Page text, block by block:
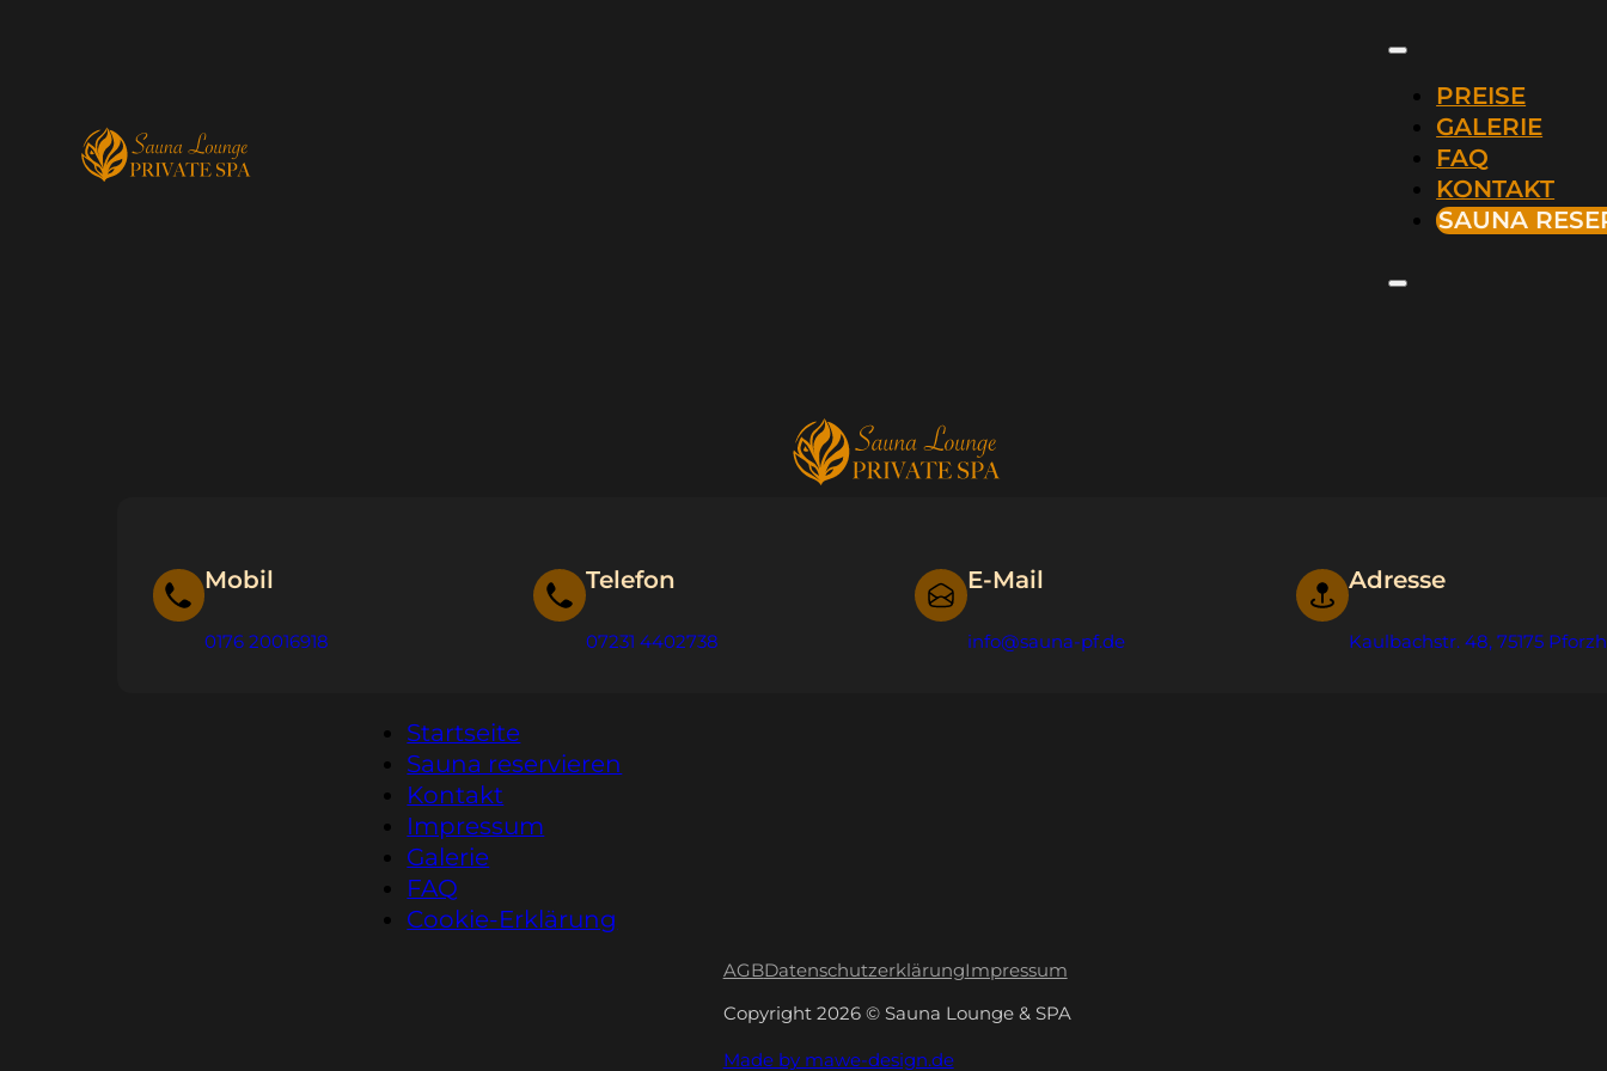
PREISE
GALERIE
FAQ
KONTAKT
SAUNA
Mobil
0176 20016918
Telefon
07231 4402738
E-Mail
info@sauna-pf.de
Adresse
Kaulbachstr. 48, 75175
Startseite
Sauna reservieren
Kontakt
Impressum
Galerie
FAQ
Cookie-Erklärung
AGBDatenschutz­erklärungImpressum
Copyright 2026 © Sauna Lounge & SPA
Made by mawe-design.de